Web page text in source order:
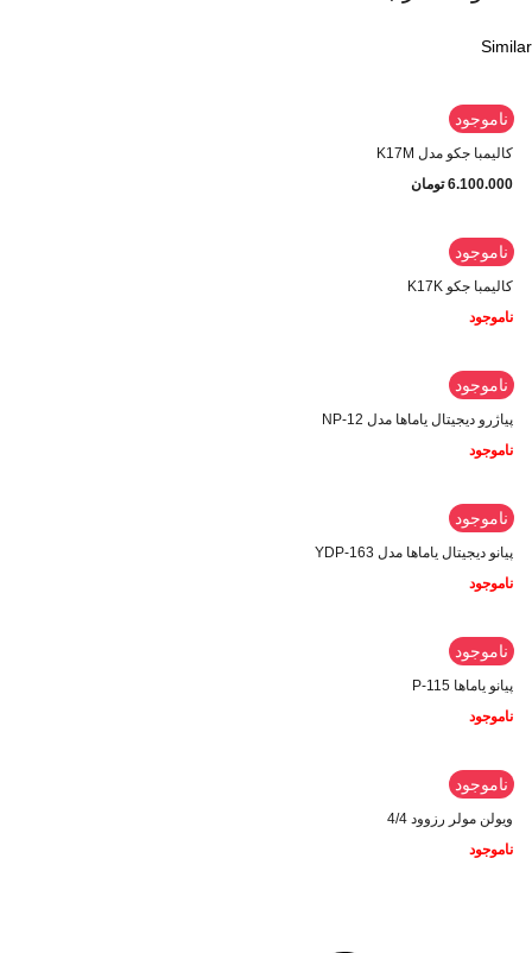
Similar
ناموجود
کالیمبا جکو مدل K17M
6.100.000 تومان
ناموجود
کالیمبا جکو K17K
ناموجود
ناموجود
پیاژرو دیجیتال یاماها مدل NP-12
ناموجود
ناموجود
پیانو دیجیتال یاماها مدل YDP-163
ناموجود
ناموجود
پیانو یاماها P-115
ناموجود
ناموجود
ویولن مولر رزوود 4/4
ناموجود